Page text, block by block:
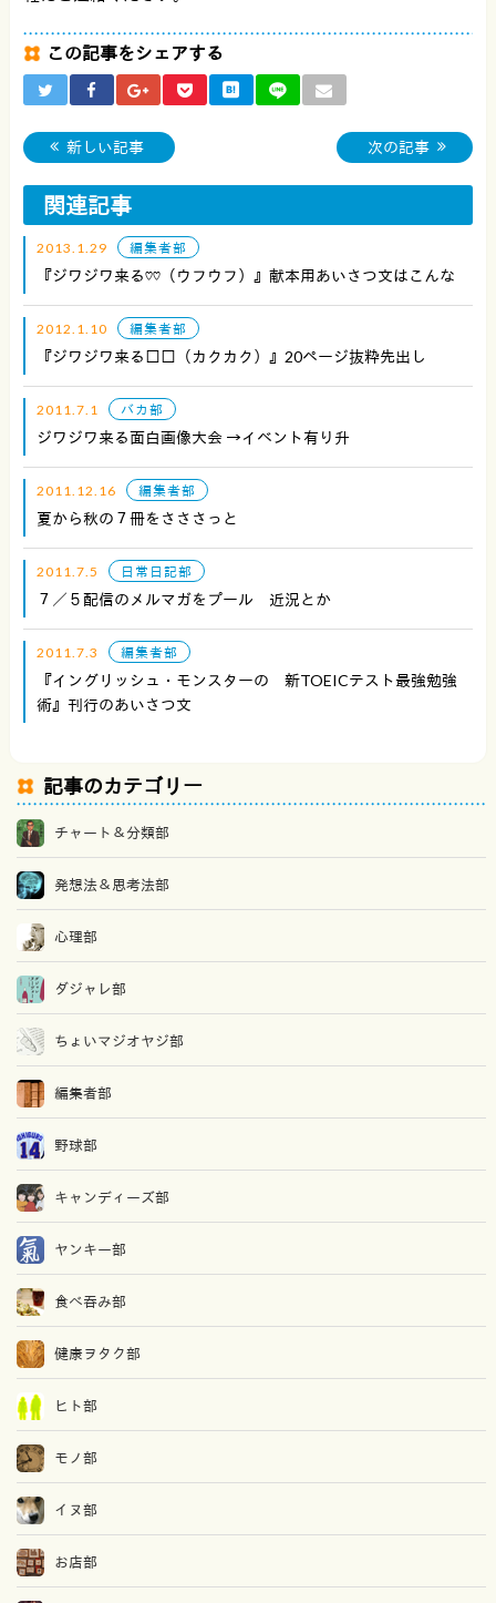
この記事をシェアする
新しい記事 次の記事
関連記事
2013.1.29 編集者部
『ジワジワ来る♡♡（ウフウフ）』献本用あいさつ文はこんな
2012.1.10 編集者部
『ジワジワ来る□□（カクカク）』20ページ抜粋先出し
2011.7.1 バカ部
ジワジワ来る面白画像大会 →イベント有り升
2011.12.16 編集者部
夏から秋の７冊をさささっと
2011.7.5 日常日記部
７／５配信のメルマガをプール 近況とか
2011.7.3 編集者部
『イングリッシュ・モンスターの 新TOEICテスト最強勉強
術』刊行のあいさつ文
記事のカテゴリー
チャート＆分類部
発想法＆思考法部
心理部
ダジャレ部
ちょいマジオヤジ部
編集者部
野球部
キャンディーズ部
ヤンキー部
食べ吞み部
健康ヲタク部
ヒト部
モノ部
イヌ部
お店部